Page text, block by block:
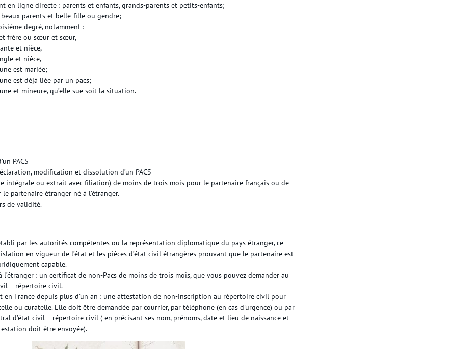
en ligne directe : parents et enfants, grands-parents et petits-enfants;
parents et belle-fille ou gendre;
degré, notamment :
frère ou sœur et sœur,
et nièce,
et nièce,
est mariée;
est déjà liée par un pacs;
et mineure, qu’elle sue soit la situation.
PACS
modification et dissolution d’un PACS
intégrale ou extrait avec filiation) de moins de trois mois pour le partenaire français ou de
partenaire étranger né à l’étranger.
de validité.
par les autorités compétentes ou la représentation diplomatique du pays étranger, ce
en vigueur de l’état et les pièces d’état civil étrangères prouvant que le partenaire est
capable.
l’étranger : un certificat de non-Pacs de moins de trois mois, que vous pouvez demander au
– répertoire civil.
en France depuis plus d’un an : une attestation de non-inscription au répertoire civil pour
ou curatelle. Elle doit être demandée par courrier, par téléphone (en cas d’urgence) ou par
d’état civil – répertoire civil ( en précisant ses nom, prénoms, date et lieu de naissance et
doit être envoyée).